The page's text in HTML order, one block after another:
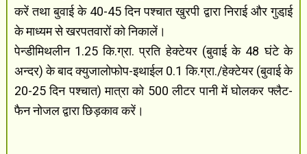
करें तथा बुवाई के 40-45 दिन पश्चात खुरपी द्वारा निराई और गुडा़ई
के माध्यम से खरपतवारों को निकालें।
पेन्डीमिथलीन 1.25 कि.ग्रा. प्रति हेक्टेयर (बुवाई के 48 घंटे के
अन्दर) के बाद क्युजालोफोप-इथाईल 0.1 कि.ग्रा./हेक्टेयर (बुवाई के
20-25 दिन पश्चात) मात्रा को 500 लीटर पानी में घोलकर फ्लैट-
फैन नोजल द्वारा छिड़काव करें।